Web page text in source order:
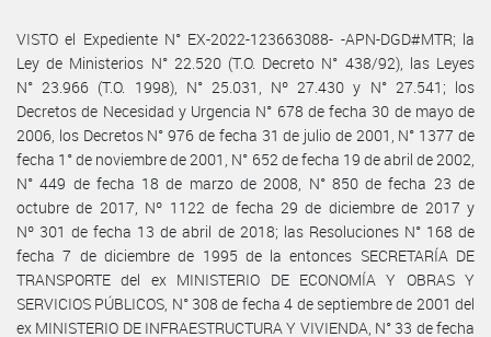
VISTO el Expediente N° EX-2022-123663088- -APN-DGD#MTR; la
Ley de Ministerios N° 22.520 (T.O. Decreto N° 438/92), las Leyes
N° 23.966 (T.O. 1998), N° 25.031, Nº 27.430 y N° 27.541; los
Decretos de Necesidad y Urgencia N° 678 de fecha 30 de mayo de
2006, los Decretos N° 976 de fecha 31 de julio de 2001, N° 1377 de
fecha 1° de noviembre de 2001, N° 652 de fecha 19 de abril de 2002,
N° 449 de fecha 18 de marzo de 2008, N° 850 de fecha 23 de
octubre de 2017, Nº 1122 de fecha 29 de diciembre de 2017 y
Nº 301 de fecha 13 de abril de 2018; las Resoluciones N° 168 de
fecha 7 de diciembre de 1995 de la entonces SECRETARÍA DE
TRANSPORTE del ex MINISTERIO DE ECONOMÍA Y OBRAS Y
SERVICIOS PÚBLICOS, N° 308 de fecha 4 de septiembre de 2001 del
ex MINISTERIO DE INFRAESTRUCTURA Y VIVIENDA, N° 33 de fecha